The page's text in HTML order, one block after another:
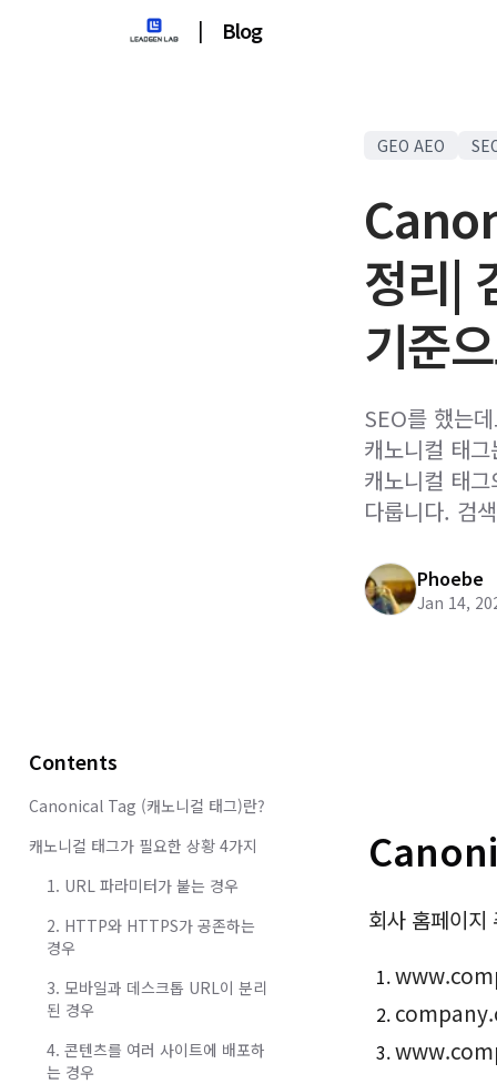
| Blog
GEO AEO
정리|
기준
SEO를 했는
캐노니컬 태
캐노니컬 태
다룹니다. 검
Phoebe
Jan 14,
회사 홈페이지
Contents
Canonical Tag (캐노니컬 태그)란?
캐노니컬 태그가 필요한 상황 4가지
1. URL 파라미터가 붙는 경우
2. HTTP와 HTTPS가 공존하는
경우
3. 모바일과 데스크톱 URL이 분리
된 경우
4. 콘텐츠를 여러 사이트에 배포하
는 경우